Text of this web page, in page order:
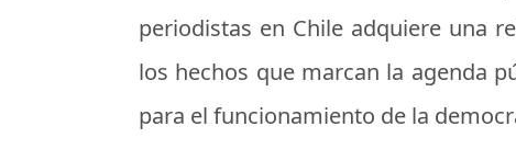
periodistas en Chile adquiere una
los hechos que marcan la agenda
para el funcionamiento de la